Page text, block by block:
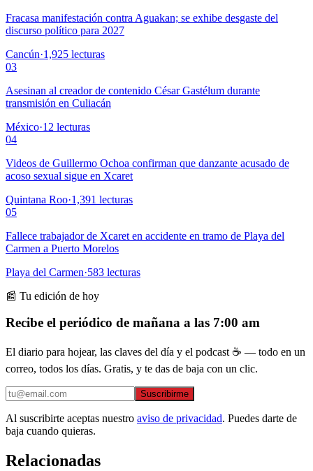
Fracasa manifestación contra Aguakan; se exhibe desgaste del
discurso político para 2027
Cancún·1,925 lecturas
03
Asesinan al creador de contenido César Gastélum durante
transmisión en Culiacán
México·12 lecturas
04
Videos de Guillermo Ochoa confirman que danzante acusado de
acoso sexual sigue en Xcaret
Quintana Roo·1,391 lecturas
05
Fallece trabajador de Xcaret en accidente en tramo de Playa del
Carmen a Puerto Morelos
Playa del Carmen·583 lecturas
📰 Tu edición de hoy
Recibe el periódico de mañana a las 7:00 am
El diario para hojear, las claves del día y el podcast ☕ — todo en un
correo, todos los días. Gratis, y te das de baja con un clic.
Suscribirme
Al suscribirte aceptas nuestro aviso de privacidad. Puedes darte de
baja cuando quieras.
Relacionadas